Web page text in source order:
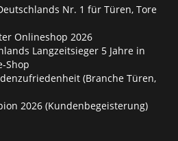
Nr. 1 für Türen, Tore
Onlineshop 2026
Langzeitsieger 5 Jahre in
Shop
(Branche Türen,
2026 (Kundenbegeisterung)